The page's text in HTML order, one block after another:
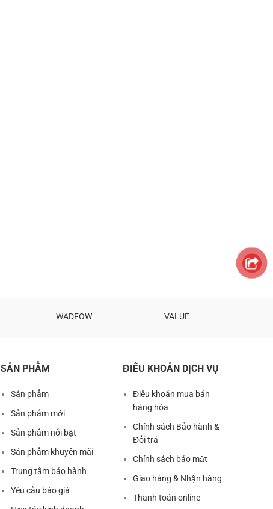
WADFOW VALUE
SẢN PHẨM
Sản phẩm
Sản phẩm mới
Sản phẩm nổi bật
Sản phẩm khuyến mãi
Trung tâm bảo hành
Yêu cầu báo giá
ĐIỀU KHOẢN DỊCH VỤ
Điều khoản mua bán
hàng hóa
Chính sách Bảo hành &
Đổi trả
Chính sách bảo mật
Giao hàng & Nhận hàng
Thanh toán online